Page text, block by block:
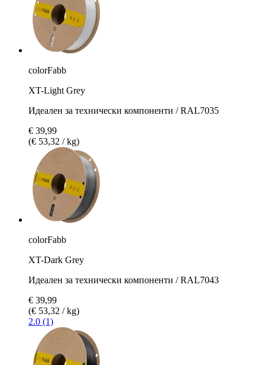
colorFabb
XT-Light Grey
Идеален за технически компоненти / RAL7035
€ 39,99
(€ 53,32 / kg)
colorFabb
XT-Dark Grey
Идеален за технически компоненти / RAL7043
€ 39,99
(€ 53,32 / kg)
2.0 (1)